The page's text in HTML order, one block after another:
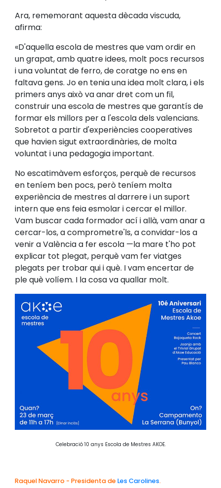
Ara, rememorant aquesta dècada viscuda,
afirma:
«D'aquella escola de mestres que vam ordir en
un grapat, amb quatre idees, molt pocs recursos
i una voluntat de ferro, de coratge no ens en
faltava gens. Jo en tenia una idea molt clara, i els
primers anys això va anar dret com un fil,
construir una escola de mestres que garantís de
formar els millors per a l'escola dels valencians.
Sobretot a partir d'experiències cooperatives
que havien sigut extraordinàries, de molta
voluntat i una pedagogia important.
No escatimàvem esforços, perquè de recursos
en teníem ben pocs, però teníem molta
experiència de mestres al darrere i un suport
intern que ens feia esmolar i cercar el millor.
Vam buscar cada formador ací i allà, vam anar a
cercar-los, a comprometre'ls, a convidar-los a
venir a València a fer escola —la mare t'ho pot
explicar tot plegat, perquè vam fer viatges
plegats per trobar qui i què. I vam encertar de
ple què volíem. I la cosa va quallar molt.
Celebració 10 anys Escola de Mestres AKOE.
Raquel Navarro - Presidenta deLes Carolines.